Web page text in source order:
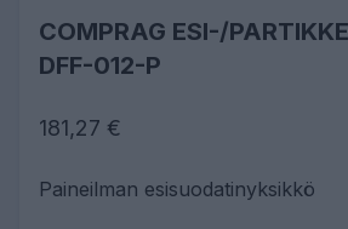
COMPRAG ESI-/
DFF-012-P
181,27 €
Paineilman esisuodatinyksikkö